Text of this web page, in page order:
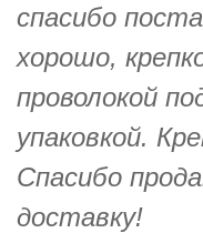
спасибо
хорошо,
проволокой
упаковкой.
Спасибо
доставку!